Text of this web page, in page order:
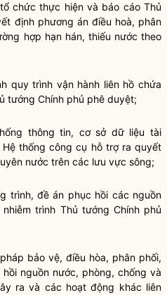
chức thực hiện và báo cáo Thủ
định phương án điều hoà, phân
hợp hạn hán, thiếu nước theo
quy trình vận hành liên hồ chứa
tướng Chính phủ phê duyệt;
thông tin, cơ sở dữ liệu tài
thống công cụ hỗ trợ ra quyết
nước trên các lưu vực sông;
trình, đề án phục hồi các nguồn
trình Thủ tướng Chính phủ
bảo vệ, điều hòa, phân phối,
nguồn nước, phòng, chống và
ra và các hoạt động khác liên